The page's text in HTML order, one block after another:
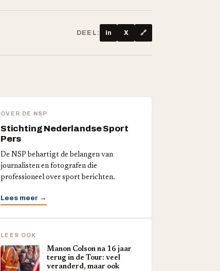
DEEL: in X 🔗
OVER DE NSP
Stichting Nederlandse Sport
Pers
De NSP behartigt de belangen van
journalisten en fotografen die
professioneel over sport berichten.
Lees meer →
LEES OOK
Manon Colson na 16 jaar
terug in de Tour: veel
veranderd, maar ook